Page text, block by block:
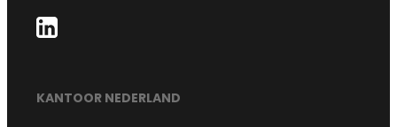
KANTOOR NEDERLAND